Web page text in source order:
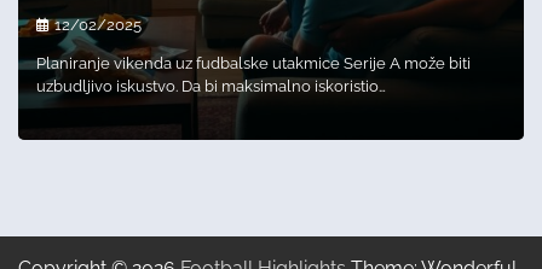
12/02/2025
Planiranje vikenda uz fudbalske utakmice Serije A može biti
uzbudljivo iskustvo. Da bi maksimalno iskoristio…